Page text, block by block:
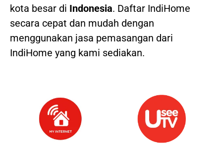
kota besar di Indonesia. Daftar IndiHome
secara cepat dan mudah dengan
menggunakan jasa pemasangan dari
IndiHome yang kami sediakan.